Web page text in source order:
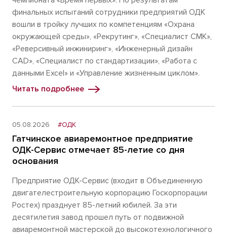
финальных испытаний сотрудники предприятий ОДК
вошли в тройку лучших по компетенциям «Охрана
окружающей среды», «Рекрутинг», «Специалист СМК»,
«Реверсивный инжиниринг», «Инженерный дизайн
CAD», «Специалист по стандартизации», «Работа с
данными Excel» и «Управление жизненным циклом».
Читать подробнее
05.08.2026 #ОДК
Гатчинское авиаремонтное предприятие
ОДК-Сервис отмечает 85-летие со дня
основания
Предприятие ОДК-Сервис (входит в Объединенную
двигателестроительную корпорацию Госкорпорации
Ростех) празднует 85-летний юбилей. За эти
десятилетия завод прошел путь от подвижной
авиаремонтной мастерской до высокотехнологичного